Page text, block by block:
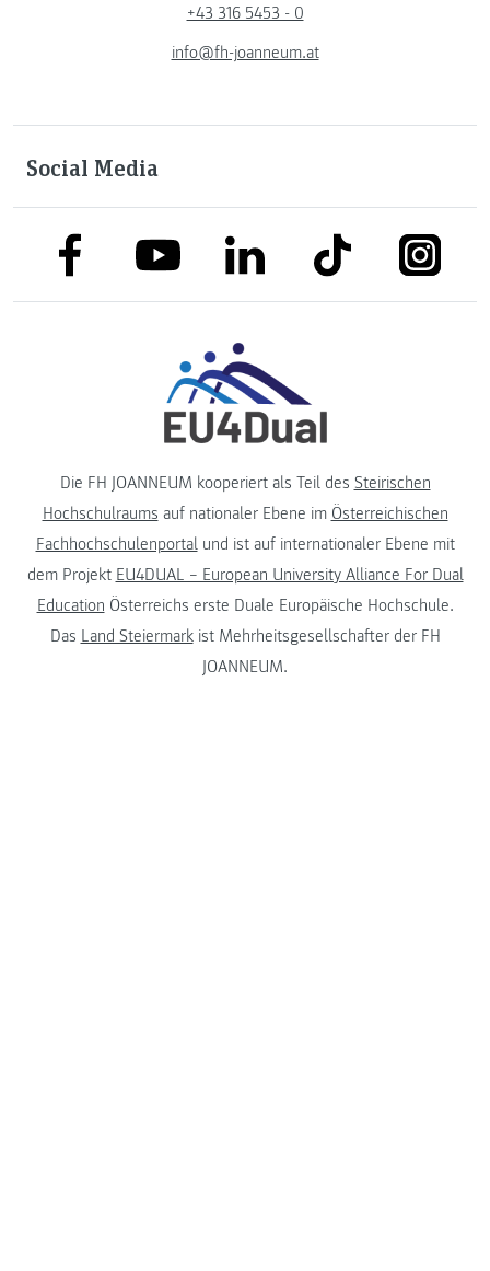
+43 316 5453 - 0
info@fh-joanneum.at
Social Media
link to facebooklink to youtubelink to linkedinlink to tiktok link to
Die FH JOANNEUM kooperiert als Teil des Steirischen
Hochschulraums auf nationaler Ebene im Österreichischen
Fachhochschulenportalund ist auf internationaler Ebene mit
dem Projekt EU4DUAL – European University Alliance For Dual
Education Österreichs erste Duale Europäische Hochschule.
Das Land Steiermarkist Mehrheitsgesellschafter der FH
JOANNEUM.